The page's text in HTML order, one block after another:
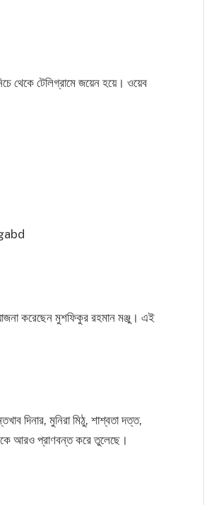
থেকে টেলিগ্রামে জয়েন হয়ে। ওয়েব
করেছেন মুশফিকুর রহমান মঞ্জু। এই
দিনার, মুনিরা মিঠু, শাশ্বতা দত্ত,
আরও প্রাণবন্ত করে তুলেছে।